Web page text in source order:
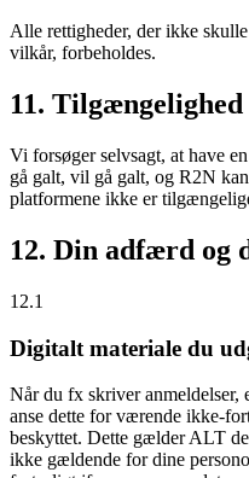
Alle rettigheder, der ikke
vilkår, forbeholdes.
11.
Vi forsøger selvsagt, at have
gå galt, vil gå galt, og R2N
platformene ikke er
12. Din adfærd og
12.1
Digitalt materiale du
Når du fx skriver
anse dette for værende ikke-
beskyttet. Dette gælder ALT
ikke gældende for dine